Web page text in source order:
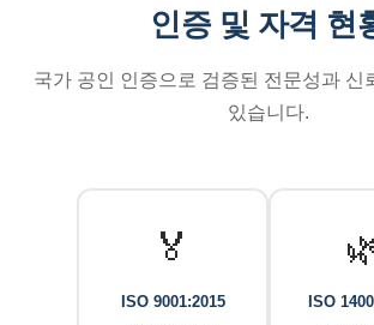
인증 및 자격 현
국가 공인 인증으로 검증된 전문성과 신
있습니다.
🏅
ISO 9001:2015 ISO